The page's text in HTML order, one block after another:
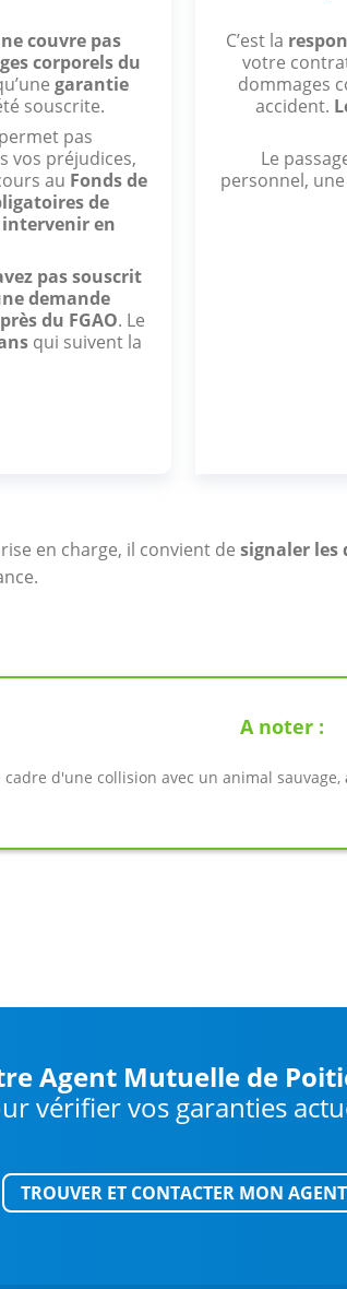
couvre pas
corporels du
garantie
souscrite.
pas
vos préjudices,
au Fonds de
de
intervenir en
pas souscrit
demande
du FGAO. Le
qui suivent la
C’est la
votre
dommages
accident.
Le
personnel,
en charge, il convient de signaler les
A noter :
cadre d'une collision avec un animal sauvage,
Agent Mutuelle de
vérifier vos garanties
TROUVER ET CONTACTER MON AGENT